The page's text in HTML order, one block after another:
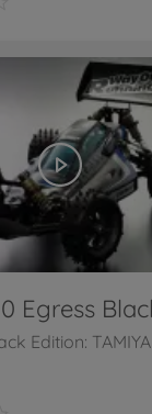
Edition: TAMIYA